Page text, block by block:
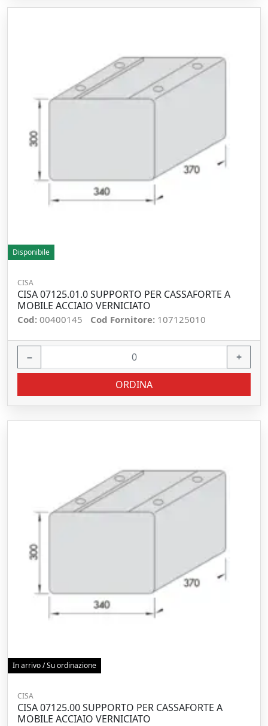
Disponibile
CISA
CISA 07125.01.0 SUPPORTO PER CASSAFORTE A
MOBILE ACCIAIO VERNICIATO
Cod: 00400145 Cod Fornitore: 107125010
− +
ORDINA
In arrivo / Su ordinazione
CISA
CISA 07125.00 SUPPORTO PER CASSAFORTE A
MOBILE ACCIAIO VERNICIATO